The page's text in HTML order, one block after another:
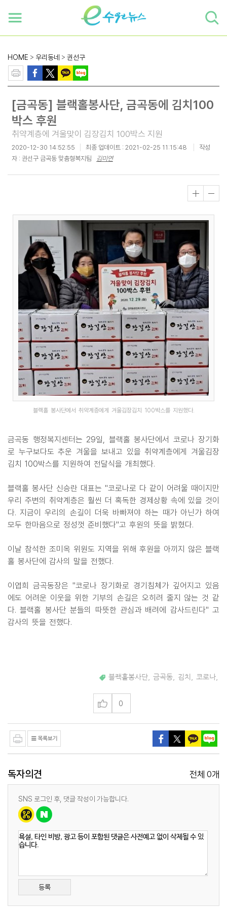
HOME > 우리동네 > 권선구
[금곡동] 블랙홀봉사단, 금곡동에 김치100
박스 후원
취약계층에 겨울맞이 김장김치 100박스 지원
2020-12-30 14:52:55 최종 업데이트 : 2021-02-25 11:15:48
작성
자 : 권선구 금곡동 맞춤형복지팀
김미연
블랙홀 봉사단에서 취약계층에게 겨울김장김치 100박스를 지원했다.
금곡동 행정복지센터는 29일, 블랙홀 봉사단에서 코로나 장기화
로 누구보다도 추운 겨울을 보내고 있을 취약계층에게 겨울김장
김치 100박스를 지원하여 전달식을 개최했다.
블랙홀 봉사단 신승란 대표는 "코로나로 다 같이 어려울 때이지만
우리 주변의 취약계층은 훨씬 더 혹독한 경제상황 속에 있을 것이
다. 지금이 우리의 손길이 더욱 바빠져야 하는 때가 아닌가 하여
모두 한마음으로 정성껏 준비했다"고 후원의 뜻을 밝혔다.
이날 참석한 조미옥 위원도 지역을 위해 후원을 아끼지 않은 블랙
홀 봉사단에 감사의 말을 전했다.
이엽희 금곡동장은 "코로나 장기화로 경기침체가 깊어지고 있음
에도 어려운 이웃을 위한 기부의 손길은 오히려 줄지 않는 것 같
다. 블랙홀 봉사단 분들의 따뜻한 관심과 배려에 감사드린다" 고
감사의 뜻을 전했다.
블랙홀봉사단 금곡동 김치 코로나
0
독자의견 전체 0개
SNS 로그인 후, 댓글 작성이 가능합니다.
등록